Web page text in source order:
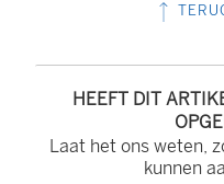
HEEFT DIT
Laat het ons weten,
kunnen